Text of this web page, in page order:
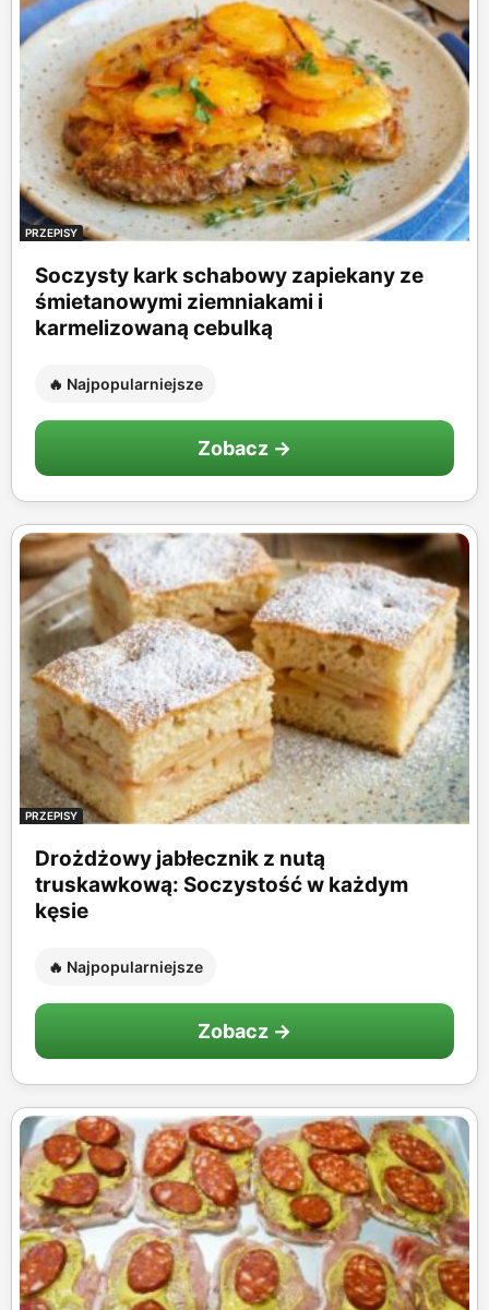
PRZEPISY
Soczysty kark schabowy zapiekany ze
śmietanowymi ziemniakami i
karmelizowaną cebulką
🔥 Najpopularniejsze
Zobacz →
PRZEPISY
Drożdżowy jabłecznik z nutą
truskawkową: Soczystość w każdym
kęsie
🔥 Najpopularniejsze
Zobacz →